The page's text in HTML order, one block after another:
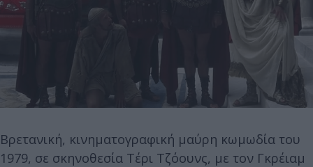
Βρετανική, κινηματογραφική μαύρη κωμωδία του
1979, σε σκηνοθεσία Τέρι Τζόουνς, με τον Γκρέιαμ